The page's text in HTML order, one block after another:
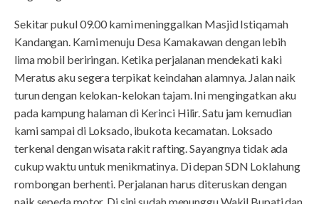
Sekitar pukul 09.00 kami meninggalkan Masjid Istiqamah
Kandangan. Kami menuju Desa Kamakawan dengan lebih
lima mobil beriringan. Ketika perjalanan mendekati kaki
Meratus aku segera terpikat keindahan alamnya. Jalan naik
turun dengan kelokan-kelokan tajam. Ini mengingatkan aku
pada kampung halaman di Kerinci Hilir. Satu jam kemudian
kami sampai di Loksado, ibukota kecamatan. Loksado
terkenal dengan wisata rakit rafting. Sayangnya tidak ada
cukup waktu untuk menikmatinya. Di depan SDN Loklahung
rombongan berhenti. Perjalanan harus diteruskan dengan